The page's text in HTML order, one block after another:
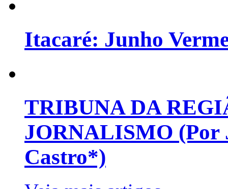
Itacaré: Junho
TRIBUNA DA
JORNALISMO (Por
Castro*)